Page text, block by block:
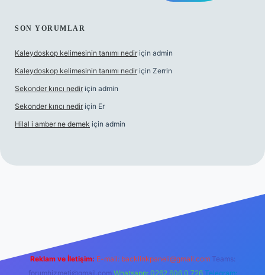
SON YORUMLAR
Kaleydoskop kelimesinin tanımı nedir için admin
Kaleydoskop kelimesinin tanımı nedir için Zerrin
Sekonder kırıcı nedir için admin
Sekonder kırıcı nedir için Er
Hilal i amber ne demek için admin
Reklam ve İletişim: E-mail: backlinkpaneli@gmail.com Teams:
forumhizmeti@gmail.com Whatsapp: 0262 606 0 726 Telegram: